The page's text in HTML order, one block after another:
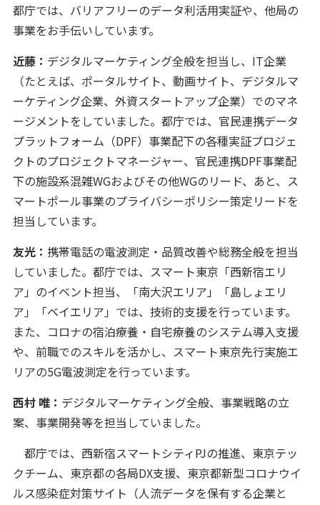
都庁では、バリアフリーのデータ利活用実証や、他局の
事業をお手伝いしています。
近藤： デジタルマーケティング全般を担当し、IT企業
（たとえば、ポータルサイト、動画サイト、デジタルマ
ーケティング企業、外資スタートアップ企業）でのマネ
ージメントをしていました。都庁では、官民連携データ
プラットフォーム（DPF）事業配下の各種実証プロジェ
クトのプロジェクトマネージャー、官民連携DPF事業配
下の施設系混雑WGおよびその他WGのリード、あと、ス
マートポール事業のプライバシーポリシー策定リードを
担当しています。
友光： 携帯電話の電波測定・品質改善や総務全般を担当
していました。都庁では、スマート東京「西新宿エリ
ア」のイベント担当、「南大沢エリア」「島しょエリ
ア」「ベイエリア」では、技術的支援を行っています。
また、コロナの宿泊療養・自宅療養のシステム導入支援
や、前職でのスキルを活かし、スマート東京先行実施エ
リアの5G電波測定を行っています。
西村 唯： デジタルマーケティング全般、事業戦略の立
案、事業開発等を担当していました。
都庁では、西新宿スマートシティPJの推進、東京テッ
クチーム、東京都の各局DX支援、東京都新型コロナウイ
ルス感染症対策サイト（人流データを保有する企業と